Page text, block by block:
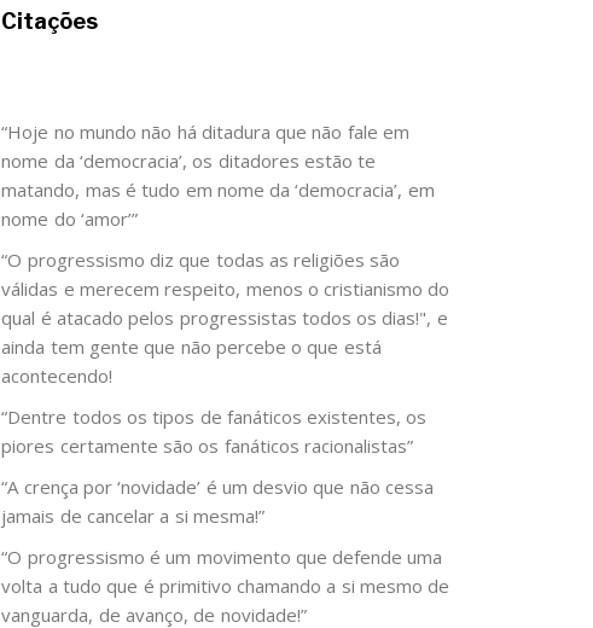
Citações
“Hoje no mundo não há ditadura que não fale em
nome da ‘democracia’, os ditadores estão te
matando, mas é tudo em nome da ‘democracia’, em
nome do ‘amor’”
“O progressismo diz que todas as religiões são
válidas e merecem respeito, menos o cristianismo do
qual é atacado pelos progressistas todos os dias!", e
ainda tem gente que não percebe o que está
acontecendo!
“Dentre todos os tipos de fanáticos existentes, os
piores certamente são os fanáticos racionalistas”
“A crença por ‘novidade’ é um desvio que não cessa
jamais de cancelar a si mesma!”
“O progressismo é um movimento que defende uma
volta a tudo que é primitivo chamando a si mesmo de
vanguarda, de avanço, de novidade!”